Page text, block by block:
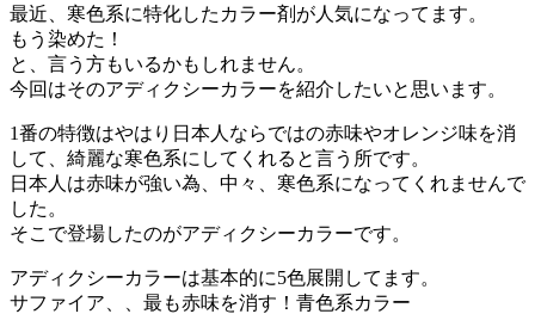
最近、寒色系に特化したカラー剤が人気になってます。
もう染めた！
と、言う方もいるかもしれません。
今回はそのアディクシーカラーを紹介したいと思います。
1番の特徴はやはり日本人ならではの赤味やオレンジ味を消
して、綺麗な寒色系にしてくれると言う所です。
日本人は赤味が強い為、中々、寒色系になってくれませんで
した。
そこで登場したのがアディクシーカラーです。
アディクシーカラーは基本的に5色展開してます。
サファイア、、最も赤味を消す！青色系カラー